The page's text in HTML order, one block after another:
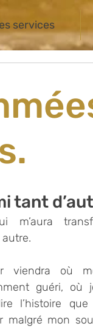
services
tant
m’aura
viendra où
guéri, où
l’histoire que
malgré mon